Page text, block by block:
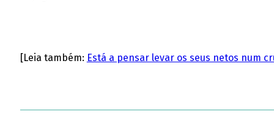
[Leia também: Está a pensar levar os seus netos num